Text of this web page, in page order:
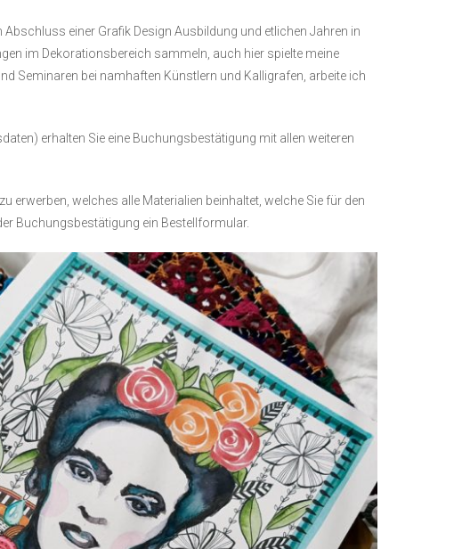
einer Grafik Design Ausbildung und etlichen Jahren in
im Dekorationsbereich sammeln, auch hier spielte meine
Seminaren bei namhaften Künstlern und Kalligrafen, arbeite ich
erhalten Sie eine Buchungsbestätigung mit allen weiteren
erwerben, welches alle Materialien beinhaltet, welche Sie für den
Buchungsbestätigung ein Bestellformular.